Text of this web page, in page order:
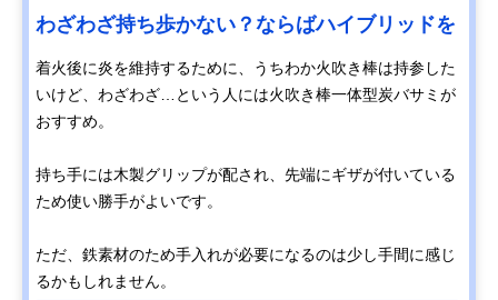
わざわざ持ち歩かない？ならばハイブリッドを
着火後に炎を維持するために、うちわか火吹き棒は持参した
いけど、わざわざ…という人には火吹き棒一体型炭バサミが
おすすめ。
持ち手には木製グリップが配され、先端にギザが付いている
ため使い勝手がよいです。
ただ、鉄素材のため手入れが必要になるのは少し手間に感じ
るかもしれません。